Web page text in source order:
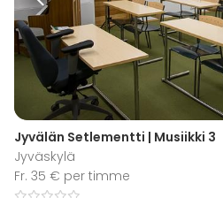
Jyvälän Setlementti | Musiikki 3
Jyväskylä
Fr. 35 € per timme